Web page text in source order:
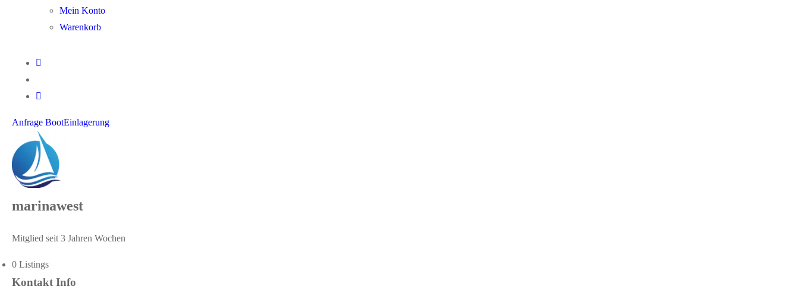
Mein Konto
Warenkorb
Anfrage BootEinlagerung
marinawest
Mitglied seit 3 Jahren Wochen
0 Listings
Kontakt Info